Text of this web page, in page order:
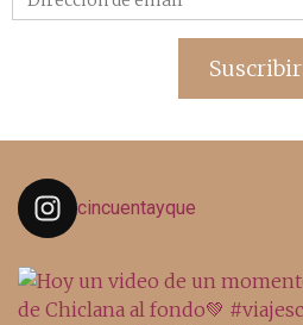
de
Suscribir
cincuentayque